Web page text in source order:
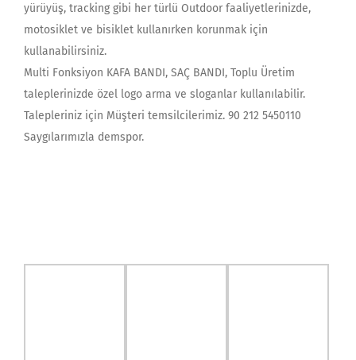
yürüyüş, tracking gibi her türlü Outdoor faaliyetlerinizde,
motosiklet ve bisiklet kullanırken korunmak için
kullanabilirsiniz.
Multi Fonksiyon KAFA BANDI, SAÇ BANDI, Toplu Üretim
taleplerinizde özel logo arma ve sloganlar kullanılabilir.
Talepleriniz için Müşteri temsilcilerimiz. 90 212 5450110
Saygılarımızla demspor.